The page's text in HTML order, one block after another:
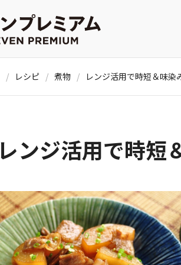
レシピ 煮物
レンジ活用で時短